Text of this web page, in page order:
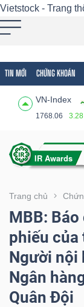
Vietstock - Trang
TIN MỚI CHỨNG KHOÁN
VN-Index
1768.06 3.28
Trang chủ
MBB:
phiếu của
Người nội
Ngân
Quân Đội
Tất cả Tính
Tính
(-)
VIETSTOCK
CHỨNG
KHOÁN